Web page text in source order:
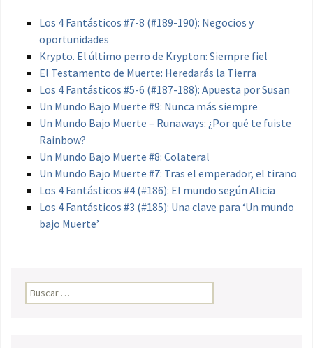
Los 4 Fantásticos #7-8 (#189-190): Negocios y
oportunidades
Krypto. El último perro de Krypton: Siempre fiel
El Testamento de Muerte: Heredarás la Tierra
Los 4 Fantásticos #5-6 (#187-188): Apuesta por Susan
Un Mundo Bajo Muerte #9: Nunca más siempre
Un Mundo Bajo Muerte – Runaways: ¿Por qué te fuiste
Rainbow?
Un Mundo Bajo Muerte #8: Colateral
Un Mundo Bajo Muerte #7: Tras el emperador, el tirano
Los 4 Fantásticos #4 (#186): El mundo según Alicia
Los 4 Fantásticos #3 (#185): Una clave para ‘Un mundo
bajo Muerte’
Buscar: